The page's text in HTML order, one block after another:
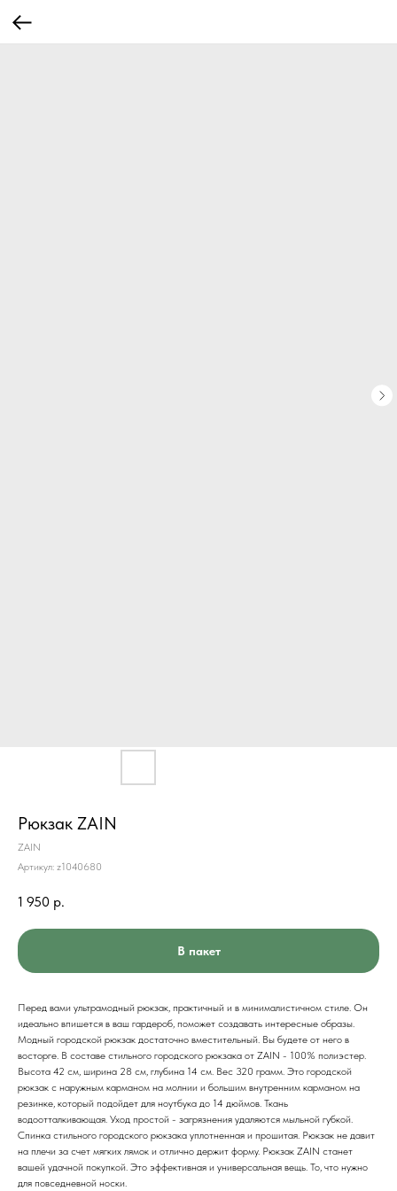
Рюкзак ZAIN
ZAIN
Артикул: z1040680
1 950 р.
В пакет
Перед вами ультрамодный рюкзак, практичный и в минималистичном стиле. Он
идеально впишется в ваш гардероб, поможет создавать интересные образы.
Модный городской рюкзак достаточно вместительный. Вы будете от него в
восторге. В составе стильного городского рюкзака от ZAIN - 100% полиэстер.
Высота 42 см, ширина 28 см, глубина 14 см. Вес 320 грамм. Это городской
рюкзак с наружным карманом на молнии и большим внутренним карманом на
резинке, который подойдет для ноутбука до 14 дюймов. Ткань
водоотталкивающая. Уход простой - загрязнения удаляются мыльной губкой.
Спинка стильного городского рюкзака уплотненная и прошитая. Рюкзак не давит
на плечи за счет мягких лямок и отлично держит форму. Рюкзак ZAIN станет
вашей удачной покупкой. Это эффективная и универсальная вещь. То, что нужно
для повседневной носки.